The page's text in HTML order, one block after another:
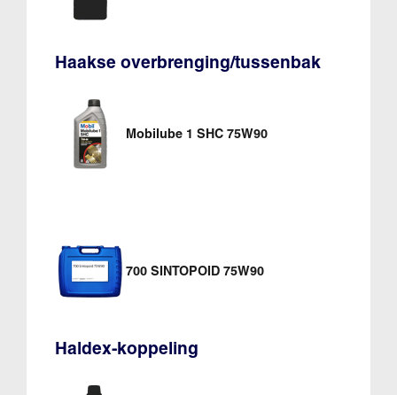
Haakse overbrenging/tussenbak
Mobilube 1 SHC 75W90
700 SINTOPOID 75W90
Haldex-koppeling